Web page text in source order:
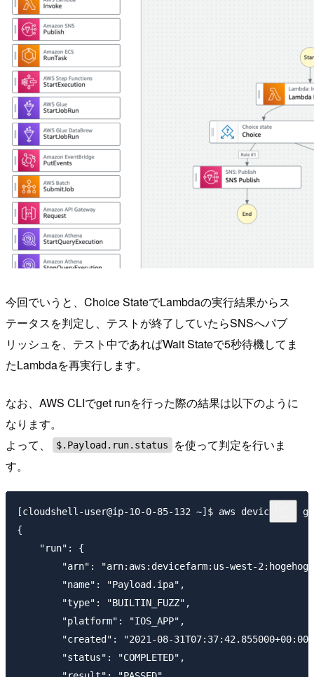
今回でいうと、Choice StateでLambdaの実行結果からス
テータスを判定し、テストが終了していたらSNSへパブ
リッシュを、テスト中であればWait Stateで5秒待機してま
たLambdaを再実行します。
なお、AWS CLIでget runを行った際の結果は以下のように
なります。
よって、
$.Payload.run.status
を使って判定を行いま
す。
[cloudshell-user@ip-10-0-85-132 ~]$ aws devicefarm
{
    "run": {
"arn": "arn:aws:devicefarm:us-west-
        "name": "Payload.ipa",
        "type": "BUILTIN_FUZZ",
        "platform": "IOS_APP",
"created": "2021-08-
        "status": "COMPLETED",